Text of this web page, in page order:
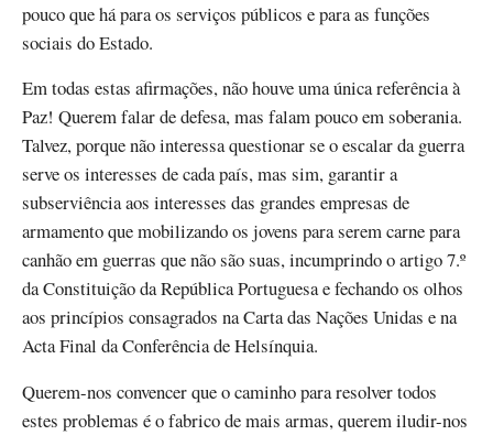
pouco que há para os serviços públicos e para as funções
sociais do Estado.
Em todas estas afirmações, não houve uma única referência à
Paz! Querem falar de defesa, mas falam pouco em soberania.
Talvez, porque não interessa questionar se o escalar da guerra
serve os interesses de cada país, mas sim, garantir a
subserviência aos interesses das grandes empresas de
armamento que mobilizando os jovens para serem carne para
canhão em guerras que não são suas, incumprindo o artigo 7.º
da Constituição da República Portuguesa e fechando os olhos
aos princípios consagrados na Carta das Nações Unidas e na
Acta Final da Conferência de Helsínquia.
Querem-nos convencer que o caminho para resolver todos
estes problemas é o fabrico de mais armas, querem iludir-nos